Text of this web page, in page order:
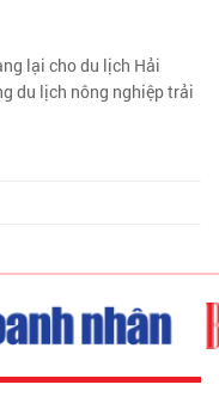
lại cho du lịch Hải
du lịch nông nghiệp trải